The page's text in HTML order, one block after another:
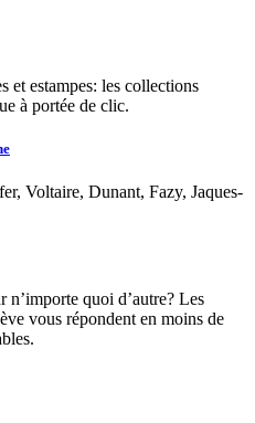
et estampes: les collections
à portée de clic.
Voltaire, Dunant, Fazy, Jaques-
n’importe quoi d’autre? Les
vous répondent en moins de